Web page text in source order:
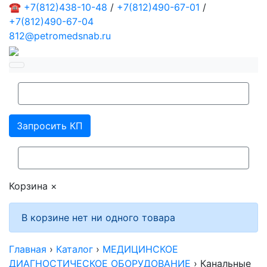
☎ +7(812)438-10-48 / +7(812)490-67-01 /
+7(812)490-67-04
812@petromedsnab.ru
Запросить КП
Корзина ×
В корзине нет ни одного товара
Главная › Каталог › МЕДИЦИНСКОЕ
ДИАГНОСТИЧЕСКОЕ ОБОРУДОВАНИЕ › Канальные